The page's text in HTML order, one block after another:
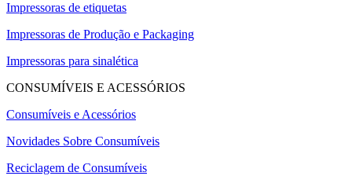
Impressoras de etiquetas
Impressoras de Produção e Packaging
Impressoras para sinalética
CONSUMÍVEIS E ACESSÓRIOS
Consumíveis e Acessórios
Novidades Sobre Consumíveis
Reciclagem de Consumíveis